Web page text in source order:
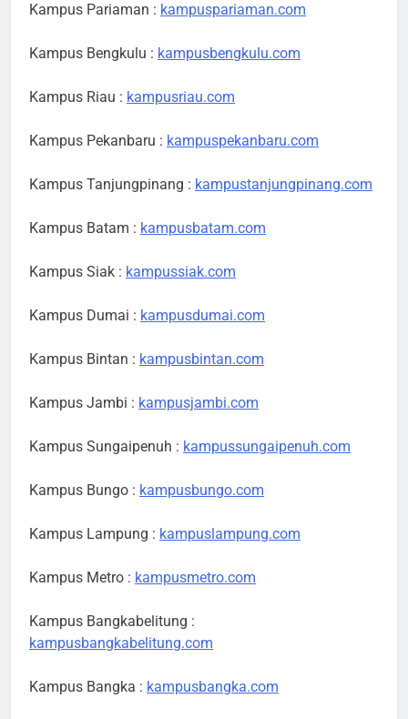
Kampus Pariaman : kampuspariaman.com
Kampus Bengkulu : kampusbengkulu.com
Kampus Riau : kampusriau.com
Kampus Pekanbaru : kampuspekanbaru.com
Kampus Tanjungpinang : kampustanjungpinang.com
Kampus Batam : kampusbatam.com
Kampus Siak : kampussiak.com
Kampus Dumai : kampusdumai.com
Kampus Bintan : kampusbintan.com
Kampus Jambi : kampusjambi.com
Kampus Sungaipenuh : kampussungaipenuh.com
Kampus Bungo : kampusbungo.com
Kampus Lampung : kampuslampung.com
Kampus Metro : kampusmetro.com
Kampus Bangkabelitung :
kampusbangkabelitung.com
Kampus Bangka : kampusbangka.com